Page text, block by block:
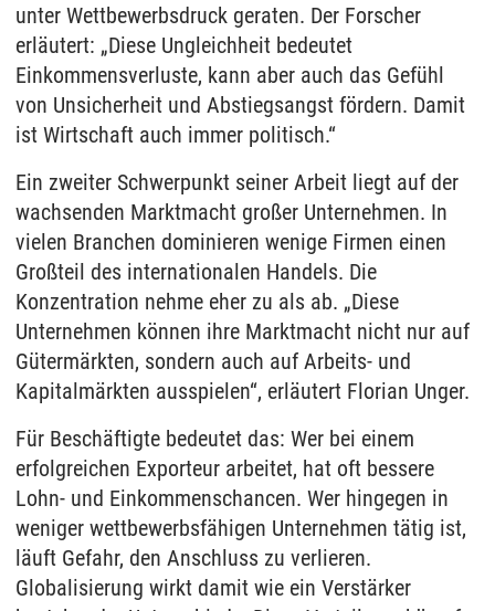
unter Wettbewerbsdruck geraten. Der Forscher
erläutert: „Diese Ungleichheit bedeutet
Einkommensverluste, kann aber auch das Gefühl
von Unsicherheit und Abstiegsangst fördern. Damit
ist Wirtschaft auch immer politisch.“
Ein zweiter Schwerpunkt seiner Arbeit liegt auf der
wachsenden Marktmacht großer Unternehmen. In
vielen Branchen dominieren wenige Firmen einen
Großteil des internationalen Handels. Die
Konzentration nehme eher zu als ab. „Diese
Unternehmen können ihre Marktmacht nicht nur auf
Gütermärkten, sondern auch auf Arbeits- und
Kapitalmärkten ausspielen“, erläutert Florian Unger.
Für Beschäftigte bedeutet das: Wer bei einem
erfolgreichen Exporteur arbeitet, hat oft bessere
Lohn- und Einkommenschancen. Wer hingegen in
weniger wettbewerbsfähigen Unternehmen tätig ist,
läuft Gefahr, den Anschluss zu verlieren.
Globalisierung wirkt damit wie ein Verstärker